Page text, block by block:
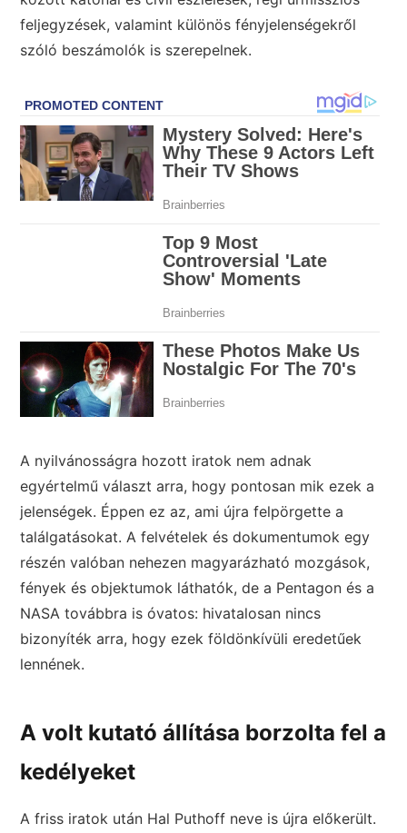
feljegyzések, valamint különös fényjelenségekről
szóló beszámolók is szerepelnek.
A nyilvánosságra hozott iratok nem adnak
egyértelmű választ arra, hogy pontosan mik ezek a
jelenségek. Éppen ez az, ami újra felpörgette a
találgatásokat. A felvételek és dokumentumok egy
részén valóban nehezen magyarázható mozgások,
fények és objektumok láthatók, de a Pentagon és a
NASA továbbra is óvatos: hivatalosan nincs
bizonyíték arra, hogy ezek földönkívüli eredetűek
lennének.
A volt kutató állítása borzolta fel a
kedélyeket
A friss iratok után Hal Puthoff neve is újra előkerült.